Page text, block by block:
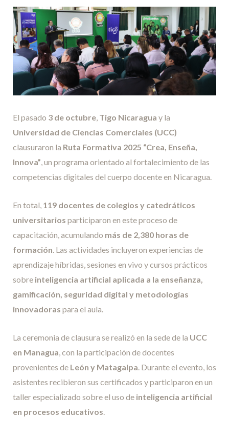
El pasado 3 de octubre Tigo Nicaragua y la
Universidad de Ciencias Comerciales (UCC)
clausuraron la Ruta Formativa 2025 “Crea, Enseña,
Innova” , un programa orientado al fortalecimiento de las
competencias digitales del cuerpo docente en Nicaragua.
En total, 119 docentes de colegios y catedráticos
universitarios participaron en este proceso de
capacitación, acumulando más de 2,380 horas de
formación . Las actividades incluyeron experiencias de
aprendizaje híbridas, sesiones en vivo y cursos prácticos
sobre inteligencia artificial aplicada a la enseñanza,
gamificación, seguridad digital y metodologías
innovadoras para el aula.
La ceremonia de clausura se realizó en la sede de la UCC
en Managua , con la participación de docentes
provenientes de León y Matagalpa . Durante el evento, los
asistentes recibieron sus certificados y participaron en un
taller especializado sobre el uso de inteligencia artificial
en procesos educativos